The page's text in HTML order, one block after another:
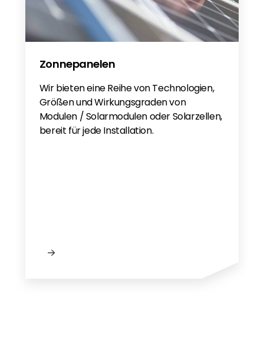
Zonnepanelen
Wir bieten eine Reihe von Technologien,
Größen und Wirkungsgraden von
Modulen / Solarmodulen oder Solarzellen,
bereit für jede Installation.